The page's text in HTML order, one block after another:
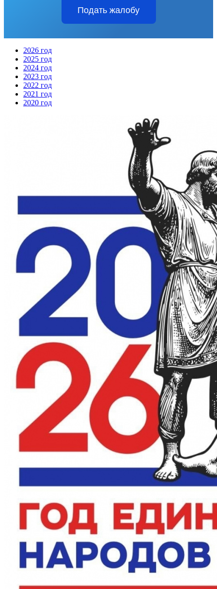
Подать жалобу
2026 год
2025 год
2024 год
2023 год
2022 год
2021 год
2020 год